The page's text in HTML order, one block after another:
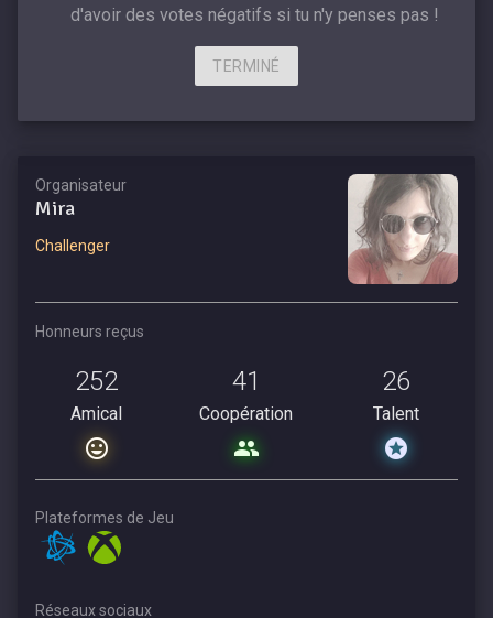
d'avoir des votes négatifs si tu n'y penses pas !
TERMINÉ
Organisateur
Mira
Challenger
Honneurs reçus
252
Amical
41
Coopération
26
Talent
Plateformes de Jeu
Réseaux sociaux